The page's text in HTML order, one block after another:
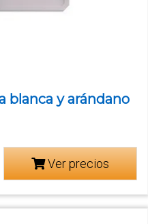
blanca y arándano
Ver precios